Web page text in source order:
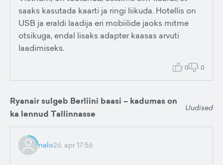
saaks kasutada kaarti ja ringi liikuda. Hotellis on
USB ja eraldi laadija eri mobiilide jaoks mitme
otsikuga, endal lisaks adapter kaasas arvuti
laadimiseks.
0 0
Ryanair sulgeb Berliini baasi – kadumas on
ka lennud Tallinnasse
Uudised
nelo26. apr 17:56